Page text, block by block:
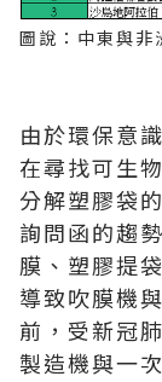
圖說：中東與非
由於環保意
在尋找可生
分解塑膠袋
詢問函的趨
膜、塑膠提
導致吹膜機
前，受新冠
製造機與一